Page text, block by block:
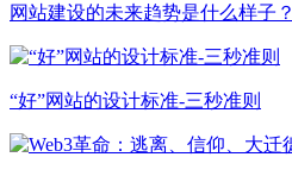
网站建设的未来趋势是什么样子？
“好”网站的设计标准-三秒准则